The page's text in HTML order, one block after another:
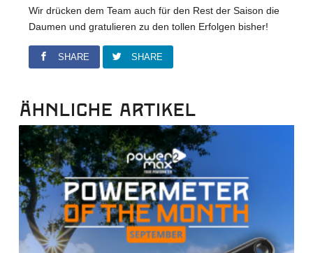
Wir drücken dem Team auch für den Rest der Saison die
Daumen und gratulieren zu den tollen Erfolgen bisher!
SHARE SHARE
Ähnliche Artikel